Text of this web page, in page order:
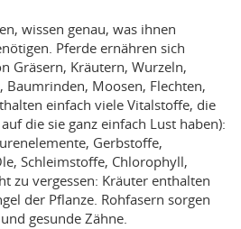
wissen genau, was ihnen
Pferde ernähren sich
Gräsern, Kräutern, Wurzeln,
Baumrinden, Moosen, Flechten,
einfach viele Vitalstoffe, die
die sie ganz einfach Lust haben):
Gerbstoffe,
Schleimstoffe, Chlorophyll,
zu vergessen: Kräuter enthalten
der Pflanze. Rohfasern sorgen
gesunde Zähne.